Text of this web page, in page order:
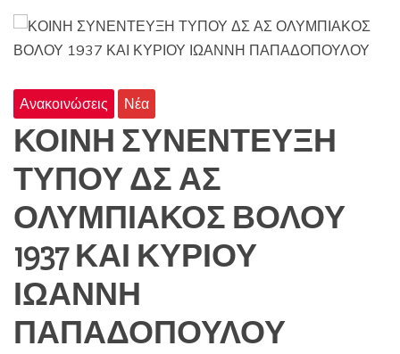
Ανακοινώσεις Νέα
ΚΟΙΝΗ ΣΥΝΕΝΤΕΥΞΗ
ΤΥΠΟΥ ΔΣ ΑΣ
ΟΛΥΜΠΙΑΚΟΣ ΒΟΛΟΥ
1937 ΚΑΙ ΚΥΡΙΟΥ
ΙΩΑΝΝΗ
ΠΑΠΑΔΟΠΟΥΛΟΥ